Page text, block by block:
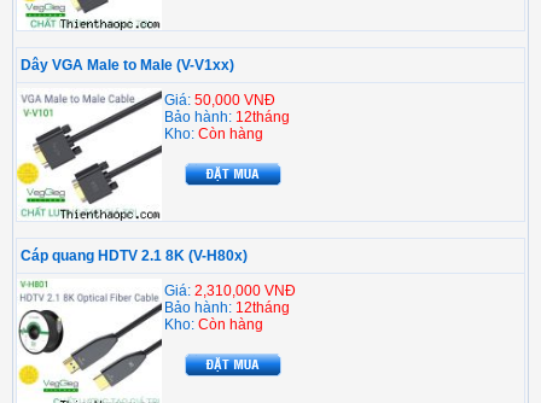
Dây VGA Male to Male (V-V1xx)
Giá: 50,000 VNĐ
Bảo hành: 12tháng
Kho: Còn hàng
Cáp quang HDTV 2.1 8K (V-H80x)
Giá: 2,310,000 VNĐ
Bảo hành: 12tháng
Kho: Còn hàng